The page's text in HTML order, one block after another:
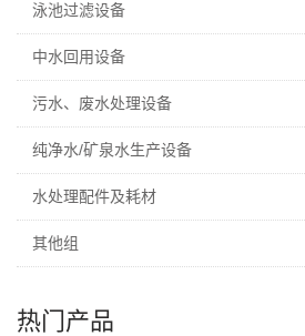
泳池过滤设备
中水回用设备
污水、废水处理设备
纯净水/矿泉水生产设备
水处理配件及耗材
其他组
热门产品